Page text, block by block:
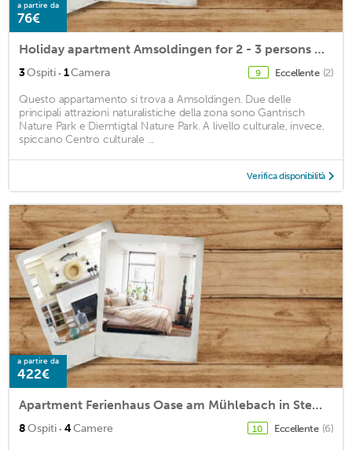
a partire da
76€
Holiday apartment Amsoldingen for 2 - 3 persons with 1 bedroom - Holiday apartment
3Ospiti · 1Camera 9 Eccellente (2)
Questo appartamento si trova a Amsoldingen. Due delle
principali attrazioni naturalistiche della zona sono Gantrisch
Nature Park e Diemtigtal Nature Park. A livello culturale, invece,
spiccano Centro culturale ...
Verifica disponibilità
a partire da
422€
Apartment Ferienhaus Oase am Mühlebach in Steffisburg - 8 persons, 4 bedrooms
8Ospiti · 4Camere 10 Eccellente (6)